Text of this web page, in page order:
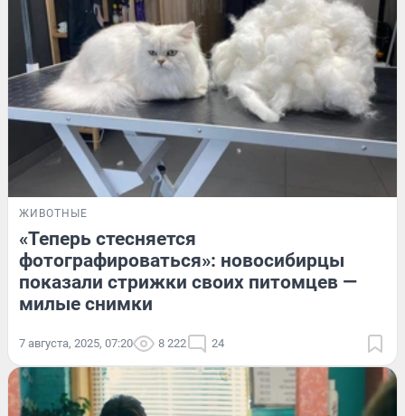
ЖИВОТНЫЕ
«Теперь стесняется
фотографироваться»: новосибирцы
показали стрижки своих питомцев —
милые снимки
7 августа, 2025, 07:20 8 222 24